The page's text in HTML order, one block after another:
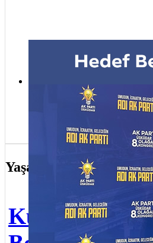
Hedef belediye, belediye hedef
Yaşam
Kuzguncuk